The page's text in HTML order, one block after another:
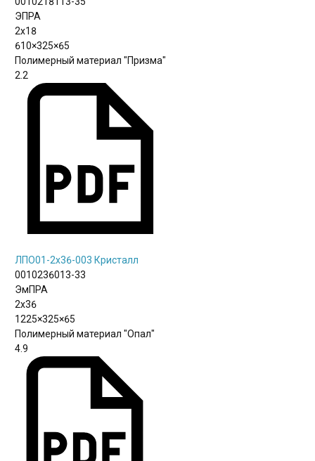
ЭПРА
2х18
610×325×65
Полимерный материал "Призма"
2.2
ЛПО01-2х36-003 Кристалл
0010236013-33
ЭмПРА
2х36
1225×325×65
Полимерный материал "Опал"
4.9